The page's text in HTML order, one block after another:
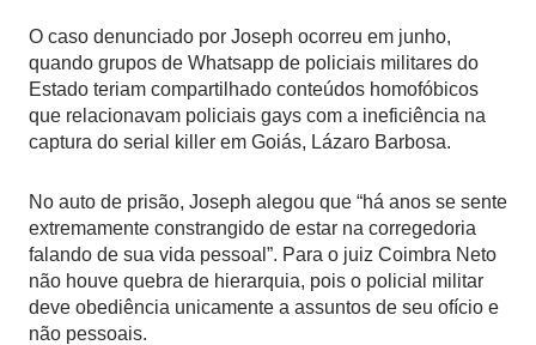
O caso denunciado por Joseph ocorreu em junho,
quando grupos de Whatsapp de policiais militares do
Estado teriam compartilhado conteúdos homofóbicos
que relacionavam policiais gays com a ineficiência na
captura do serial killer em Goiás, Lázaro Barbosa.
No auto de prisão, Joseph alegou que “há anos se sente
extremamente constrangido de estar na corregedoria
falando de sua vida pessoal”. Para o juiz Coimbra Neto
não houve quebra de hierarquia, pois o policial militar
deve obediência unicamente a assuntos de seu ofício e
não pessoais.